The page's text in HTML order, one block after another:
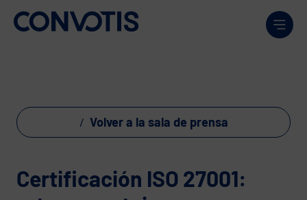
Skip to content
Volver a la sala de prensa
Certificación ISO 27001: